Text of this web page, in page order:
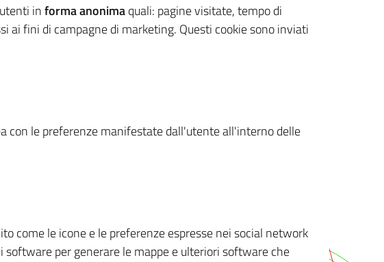
informa anonimaquali: pagine visitate, tempo di
ai fini di campagne di marketing. Questi cookie sono inviati
con le preferenze manifestate dall'utente all'interno delle
come le icone e le preferenze espresse nei social network
per generare le mappe e ulteriori software che